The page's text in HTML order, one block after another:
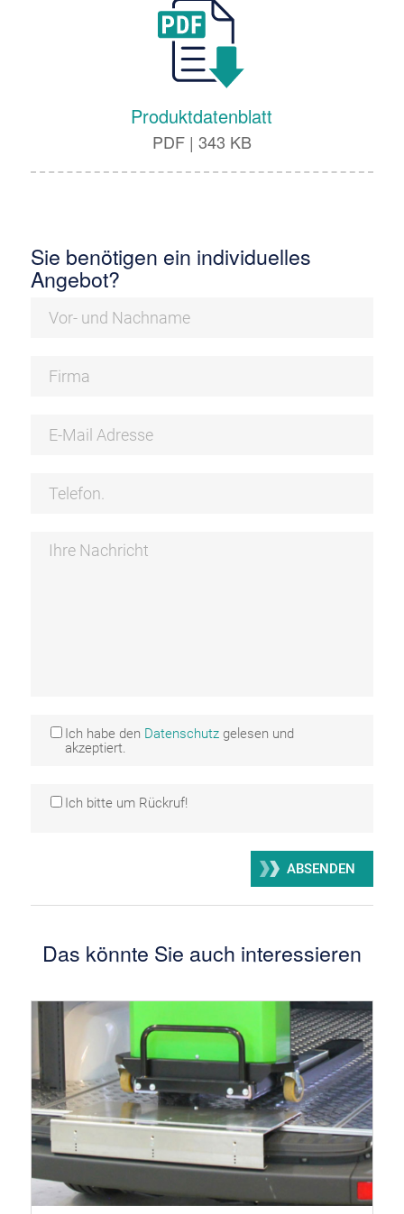
Produktdatenblatt
PDF| 343 KB
Sie benötigen ein individuelles
Angebot?
Ich habe den Datenschutzgelesen und
akzeptiert.
Ich bitte um Rückruf!
Das könnte Sie auch interessieren